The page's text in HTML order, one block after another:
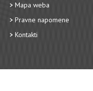
Mapa weba
Pravne napomene
Kontakti